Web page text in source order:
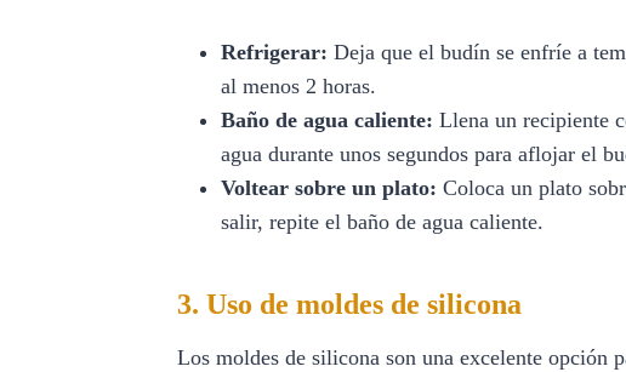
Refrigerar: Deja que el budín se enfríe a
al menos 2 horas.
Baño de agua caliente: Llena un recipiente
agua durante unos segundos para aflojar el
Voltear sobre un plato: Coloca un plato
salir, repite el baño de agua caliente.
3. Uso de moldes de silicona
Los moldes de silicona son una excelente opción